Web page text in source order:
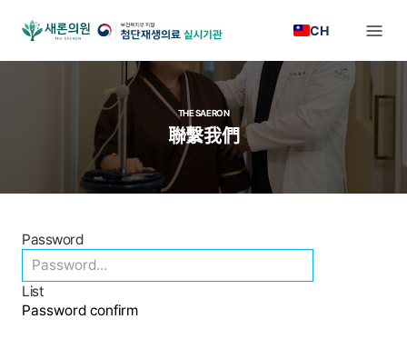
CH
THE SAERON
聯繫我們
Password
List
Password confirm